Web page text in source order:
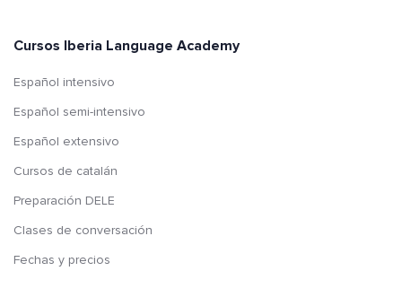
Cursos Iberia Language Academy
Español intensivo
Español semi-intensivo
Español extensivo
Cursos de catalán
Preparación DELE
Clases de conversación
Fechas y precios